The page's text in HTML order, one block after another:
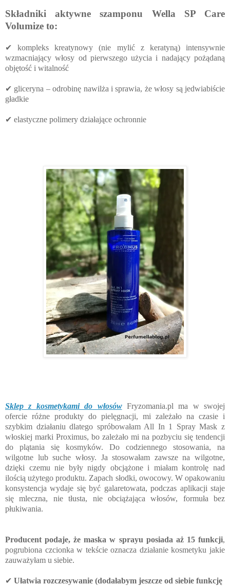
Składniki aktywne szamponu Wella SP Care
Volumize to:
✔ kompleks kreatynowy (nie mylić z keratyną) intensywnie
wzmacniający włosy od pierwszego użycia i nadający pożądaną
objętość i witalność
✔ gliceryna – odrobinę nawilża i sprawia, że włosy są jedwiabiście
gładkie
✔ elastyczne polimery działające ochronnie
Sklep z kosmetykami do włosówFryzomania.pl ma w swojej
ofercie różne produkty do pielęgnacji, mi zależało na czasie i
szybkim działaniu dlatego spróbowałam All In 1 Spray Mask z
włoskiej marki Proximus, bo zależało mi na pozbyciu się tendencji
do plątania się kosmyków. Do codziennego stosowania, na
wilgotne lub suche włosy. Ja stosowałam zawsze na wilgotne,
dzięki czemu nie były nigdy obcjążone i miałam kontrolę nad
ilością użytego produktu. Zapach słodki, owocowy. W opakowaniu
konsystencja wydaje się być galaretowata, podczas aplikacji staje
się mleczna, nie tłusta, nie obciążająca włosów, formuła bez
płukiwania.
Producent podaje, że maska w sprayu posiada aż 15 funkcji,
pogrubiona czcionka w tekście oznacza działanie kosmetyku jakie
zauważyłam u siebie.
✔ Ułatwia rozczesywanie (dodałabym jeszcze od siebie funkcję